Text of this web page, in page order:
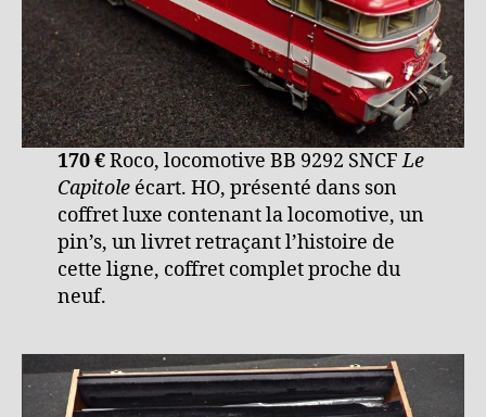
170 €Roco, locomotive BB 9292 SNCFLe
Capitoleécart. HO, présenté dans son
coffret luxe contenant la locomotive, un
pin’s, un livret retraçant l’histoire de
cette ligne, coffret complet proche du
neuf.